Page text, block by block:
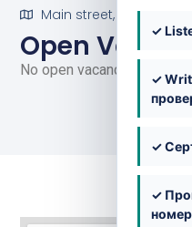
✓
✓
✓
✓
Main street, Hamra
Open
No open vacancies at the